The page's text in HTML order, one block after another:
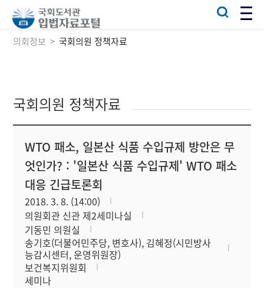
의회정보 국회의원 정책자료
국회의원 정책자료
WTO 패소, 일본산 식품 수입규제 방안은 무
엇인가? : '일본산 식품 수입규제' WTO 패소
대응 긴급토론회
2018. 3. 8. (14:00)
의원회관 신관 제2세미나실
기동민 의원실
송기호(더불어민주당, 변호사), 김혜정(시민방사
능감시센터, 운영위원장)
보건복지위원회
세미나